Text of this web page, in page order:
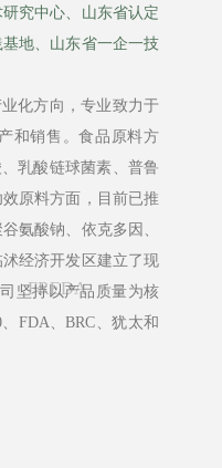
FREDA
究中心、山东省认定
地、山东省一企一技
化方向，专业致力于
和销售。食品原料方
乳酸链球菌素、普鲁
原料方面，目前已推
氨酸钠、依克多因、
经济开发区建立了现
坚持以产品质量为核
FDA、BRC、犹太和